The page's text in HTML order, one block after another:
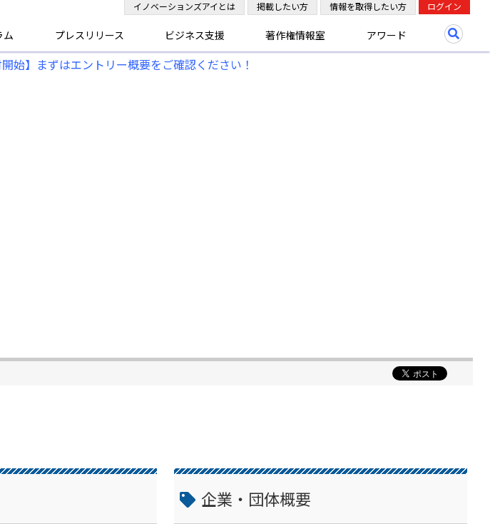
ム プレスリリース ビジネス支援 著作権情報室 アワード
イノベーションズアイとは 掲載したい方 情報を取得したい方 ログイン
始】まずはエントリー概要をご確認ください！
企業・団体概要